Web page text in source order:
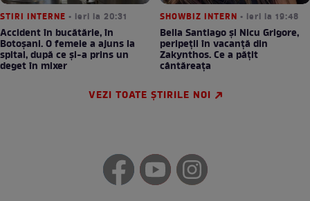
STIRI INTERNE • ieri la 20:31
Accident în bucătărie, în
Botoșani. O femeie a ajuns la
spital, după ce și-a prins un
deget în mixer
SHOWBIZ INTERN • ieri la 19:48
Bella Santiago și Nicu Grigore,
peripeții în vacanță din
Zakynthos. Ce a pățit
cântăreața
VEZI TOATE ȘTIRILE NOI